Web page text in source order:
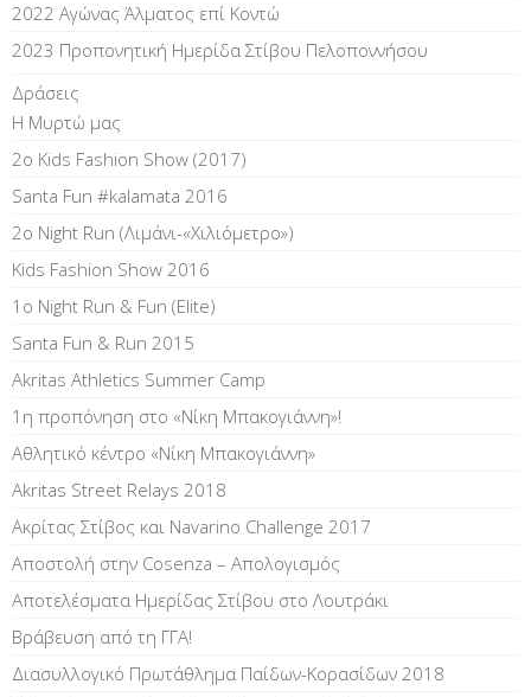
2022 Αγώνας Άλματος επί Κοντώ
2023 Προπονητική Ημερίδα Στίβου Πελοποννήσου
Δράσεις
Η Μυρτώ μας
2ο Kids Fashion Show (2017)
Santa Fun #kalamata 2016
2ο Night Run (Λιμάνι-«Χιλιόμετρο»)
Kids Fashion Show 2016
1o Night Run & Fun (Elite)
Santa Fun & Run 2015
Akritas Athletics Summer Camp
1η προπόνηση στο «Νίκη Μπακογιάννη»!
Αθλητικό κέντρο «Νίκη Μπακογιάννη»
Akritas Street Relays 2018
Ακρίτας Στίβος και Navarino Challenge 2017
Αποστολή στην Cosenza – Απολογισμός
Αποτελέσματα Ημερίδας Στίβου στο Λουτράκι
Βράβευση από τη ΓΓΑ!
Διασυλλογικό Πρωτάθλημα Παίδων-Κορασίδων 2018